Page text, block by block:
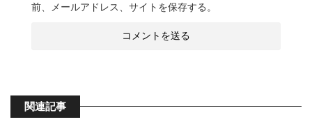
前、メールアドレス、サイトを保存する。
関連記事